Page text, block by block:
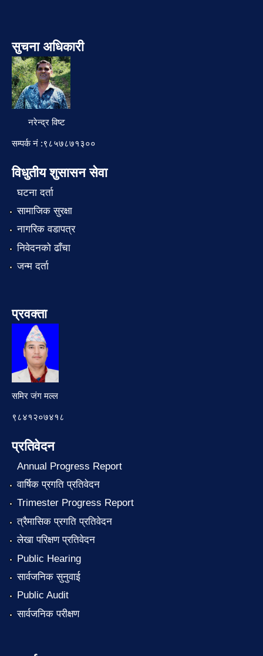
सुचना अधिकारी
नरेन्द्र विष्ट
सम्पर्क नं :९८५७८७१३००
विधुतीय शुसासन सेवा
घटना दर्ता
सामाजिक सुरक्षा
नागरिक वडापत्र
निवेदनको ढाँचा
जन्म दर्ता
प्रवक्ता
समिर जंग मल्ल
९८४१२०७४१८
प्रतिवेदन
Annual Progress Report
वार्षिक प्रगति प्रतिवेदन
Trimester Progress Report
त्रैमासिक प्रगति प्रतिवेदन
लेखा परिक्षण प्रतिवेदन
Public Hearing
सार्वजनिक सुनुवाई
Public Audit
सार्वजनिक परीक्षण